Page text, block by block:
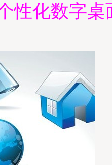
性化数字桌